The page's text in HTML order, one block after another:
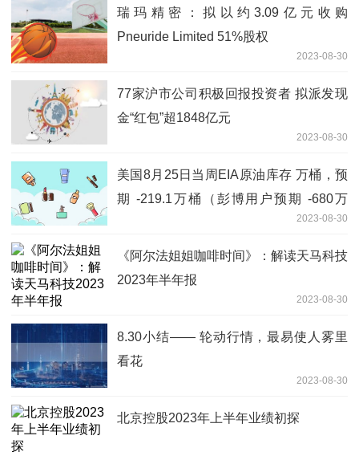
瑞玛精密：拟以约3.09亿元收购
Pneuride Limited 51%股权
2023-08-30
77家沪市公司积极回报投资者 拟派发现
金“红包”超1848亿元
2023-08-30
美国8月25日当周EIA原油库存 万桶，预
期 -219.1万桶（彭博用户预期 -680万
2023-08-30
《阿尔法姐姐咖啡时间》：解读天马科技
2023年半年报
2023-08-30
8.30小结—— 轮动行情，最易使人雾里
看花
2023-08-30
北京控股2023年上半年业绩初探